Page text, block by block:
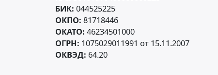
БИК: 044525225
ОКПО: 81718446
ОКАТО: 46234501000
ОГРН: 1075029011991 от 15.11.2007
ОКВЭД: 64.20